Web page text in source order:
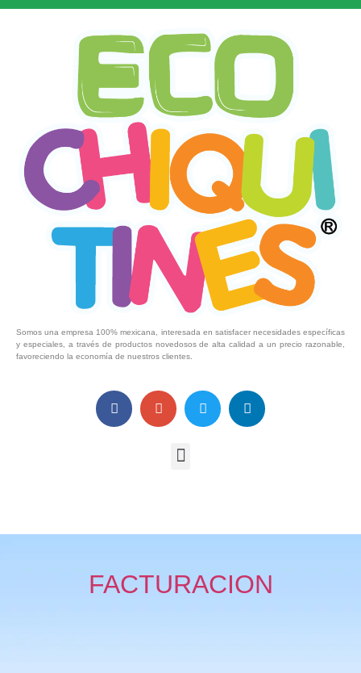
Somos una empresa 100% mexicana, interesada en satisfacer necesidades específicas
y especiales, a través de productos novedosos de alta calidad a un precio razonable,
favoreciendo la economía de nuestros clientes.
FACTURACION